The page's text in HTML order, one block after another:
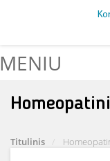
MENIU
Titulinis